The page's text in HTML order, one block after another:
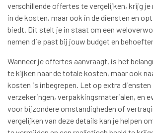
verschillende offertes te vergelijken, krijg je
in de kosten, maar ook in de diensten en
biedt. Dit stelt je in staat om een
nemen die past bij jouw budget en
Wanneer je offertes aanvraagt, is het
te kijken naar de totale kosten, maar ook
kosten is inbegrepen. Let op extra diensten
verzekeringen, verpakkingsmaterialen, en
voor bijzondere omstandigheden of
vergelijken van deze details kan je helpen